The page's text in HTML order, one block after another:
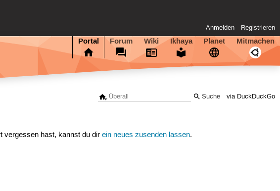
Anmelden Registrieren
Portal Forum Wiki Ikhaya Planet Mitmachen
via DuckDuckGo
vergessen hast, kannst du direin neues zusenden lassen.